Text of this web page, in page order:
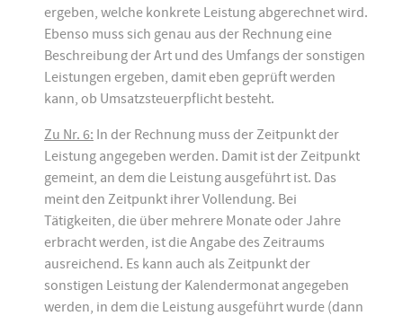
ergeben, welche konkrete Leistung abgerechnet wird.
Ebenso muss sich genau aus der Rechnung eine
Beschreibung der Art und des Umfangs der sonstigen
Leistungen ergeben, damit eben geprüft werden
kann, ob Umsatzsteuerpflicht besteht.
Zu Nr. 6: In der Rechnung muss der Zeitpunkt der
Leistung angegeben werden. Damit ist der Zeitpunkt
gemeint, an dem die Leistung ausgeführt ist. Das
meint den Zeitpunkt ihrer Vollendung. Bei
Tätigkeiten, die über mehrere Monate oder Jahre
erbracht werden, ist die Angabe des Zeitraums
ausreichend. Es kann auch als Zeitpunkt der
sonstigen Leistung der Kalendermonat angegeben
werden, in dem die Leistung ausgeführt wurde (dann